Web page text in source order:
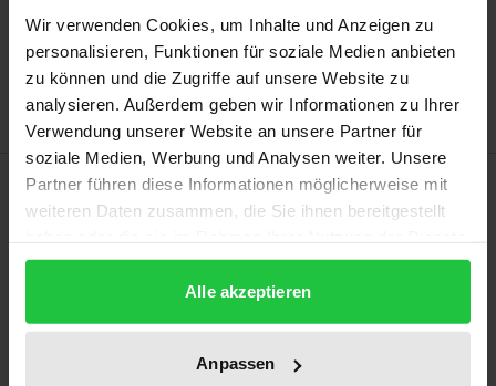
Wir verwenden Cookies, um Inhalte und Anzeigen zu
personalisieren, Funktionen für soziale Medien anbieten
zu können und die Zugriffe auf unsere Website zu
analysieren. Außerdem geben wir Informationen zu Ihrer
Verwendung unserer Website an unsere Partner für
soziale Medien, Werbung und Analysen weiter. Unsere
Partner führen diese Informationen möglicherweise mit
weiteren Daten zusammen, die Sie ihnen bereitgestellt
gesammelt haben.
Alle akzeptieren
Anpassen
Add to Wish List
Delivery cost notice
Description
Unternehmer erbracht: „Freie Mitarbeiter“,
zahlreich und die Fragen ebenfalls. Denn der